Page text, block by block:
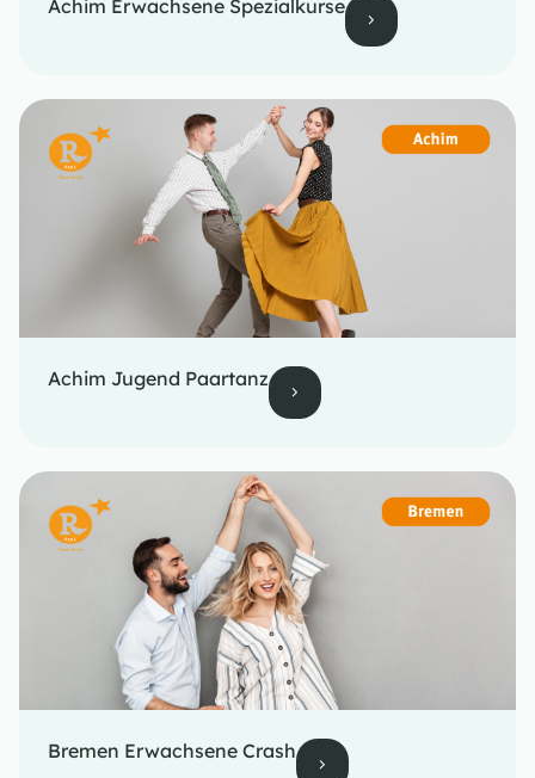
Achim Erwachsene Spezialkurse
Achim Jugend Paartanz
Bremen Erwachsene Crash